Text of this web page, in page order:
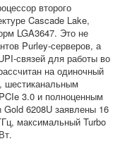
второго
Cascade Lake,
LGA3647. Это не
Purley-серверов, а
связей для работы во
на одиночный
шестиканальным
3.0 и полноценным
6208U заявлены 16
максимальный Turbo